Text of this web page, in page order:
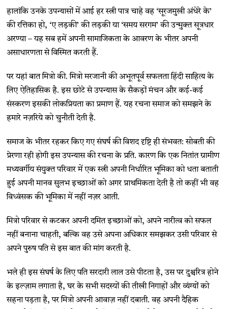
हालांकि उनके उपन्यासों में आई हर स्त्री पात्र चाहे वह ‘सूरजमुखी अंधेरे के’
की रत्तिका हो, ‘ए लड़की’ की लड़की या ‘समय सरगम’ की उन्मुक्त सूत्रधार
अरण्या – यह सब हमें अपनी सामाजिकता के आवरण के भीतर अपनी
असाधारणता से विस्मित करती हैं.
पर यहां बात मित्रो की. मित्रो मरजानी की अभूतपूर्व सफलता हिंदी साहित्य के
लिए ऐतिहासिक है. इस छोटे से उपन्यास के सैकड़ों मंचन और कई-कई
संस्करण इसकी लोकप्रियता का प्रमाण हैं. यह रचना समाज को समझने के
हमारे नज़रिये को चुनौती देती है.
समाज के भीतर रहकर किए गए संघर्ष की विशद दृष्टि ही संभवत: सोबती की
प्रेरणा रही होगी इस उपन्यास की रचना के प्रति. कारण कि एक नितांत ग्रामीण
मध्यवर्गीय संयुक्त परिवार में एक स्त्री अपनी निर्धारित भूमिका को धता बताती
हुई अपनी मानव सुलभ इच्छाओं को अगर प्राथमिकता देती है तो कहीं भी वह
विध्वंसक की भूमिका में नहीं नज़र आती.
मित्रो परिवार से कटकर अपनी दमित इच्छाओं को, अपने नारीत्व को सफल
नहीं बनाना चाहती, बल्कि वह उसे अपना अधिकार समझकर उसी परिवार से
अपने पुरुष पति से इस बात की मांग करती है.
भले ही इस संघर्ष के लिए पति सरदारी लाल उसे पीटता है, उस पर दुश्चरित्र होने
के इल्ज़ाम लगाता है, घर के सभी सदस्यों की तीखी निगाहों और व्यंग्यों को
सहना पड़ता है, पर मित्रो अपनी आवाज़ नहीं दबाती. वह अपनी दैहिक